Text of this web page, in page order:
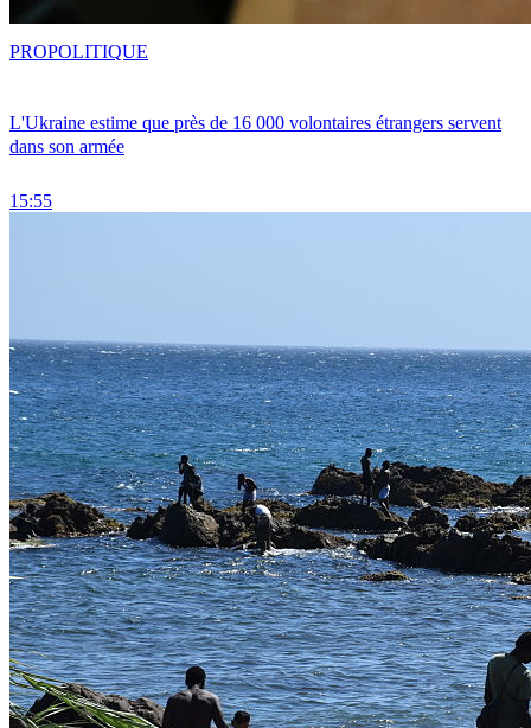
L'Ukraine estime que près de 16 000 volontaires étrangers servent
dans son armée
15:55
PROPOLITIQUE